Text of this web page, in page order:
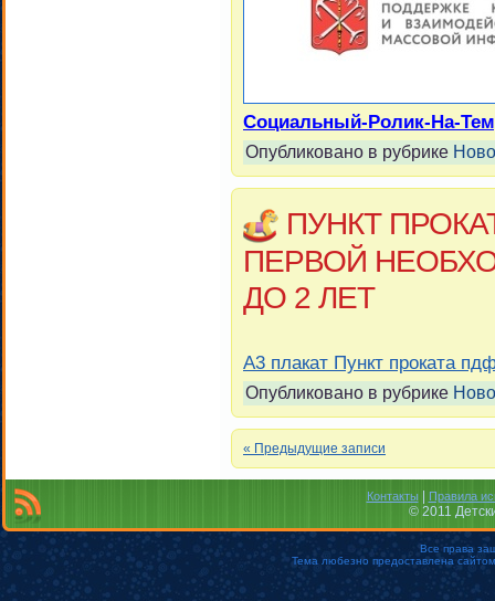
Социальный-Ролик-На-
Опубликовано в рубрике
ПУНКТ
ПЕРВОЙ
ДО 2 ЛЕТ
А3 плакат Пункт проката
Опубликовано в рубрике
« Предыдущие записи
Контакты| Правила
© 2011
Все права
Тема любезно предоставлена